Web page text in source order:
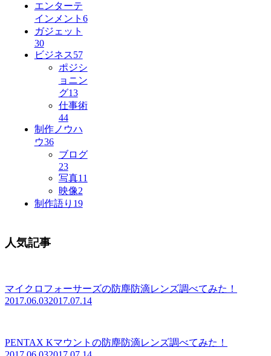
エンターテ
インメント 6
ガジェット
30
ビジネス57
ポジシ
ョニン
グ13
仕事術
44
制作ノウハ
ウ36
ブログ
23
写真11
映像2
制作語り 19
人気記事
マイクロフォーサーズの防塵防滴レンズ調べてみた！
2017.06.032017.07.14
PENTAX Kマウントの防塵防滴レンズ調べてみた！